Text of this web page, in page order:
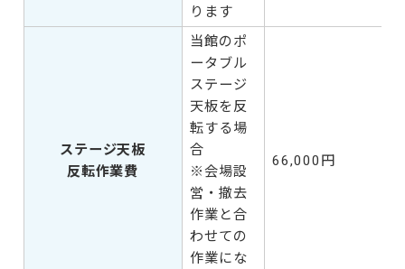
ります
ステージ天板
反転作業費
当館のポ
ータブル
ステージ
天板を反
転する場
合
※会場設
営・撤去
作業と合
わせての
作業にな
66,000円